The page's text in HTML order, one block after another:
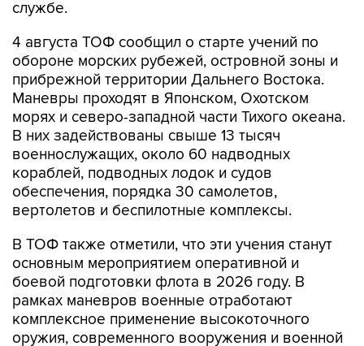
4 августа ТОФ сообщил о старте учений по
прибрежной территории Дальнего Востока.
Маневры проходят в Японском, Охотском
морях и северо-западной части Тихого океана.
В них задействованы свыше 13 тысяч
военнослужащих, около 60 надводных
кораблей, подводных лодок и судов
обеспечения, порядка 30 самолетов,
вертолетов и беспилотные комплексы.
В ТОФ также отметили, что эти учения станут
боевой подготовки флота в 2026 году. В
рамках маневров военные отработают
комплексное применение высокоточного
оружия, современного вооружения и военной
техники.